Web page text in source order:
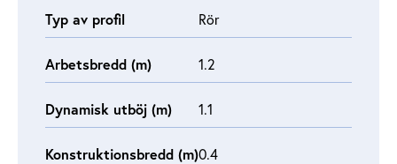
Typ av profil Rör
Arbetsbredd (m) 1.2
Dynamisk utböj (m) 1.1
Konstruktionsbredd (m)0.4